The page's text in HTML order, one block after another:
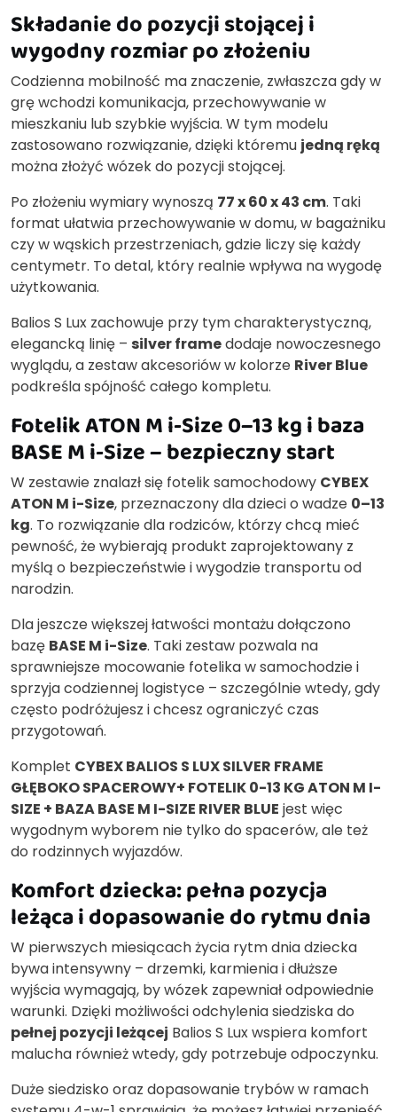
Składanie do pozycji stojącej i
wygodny rozmiar po złożeniu
Codzienna mobilność ma znaczenie, zwłaszcza gdy w
grę wchodzi komunikacja, przechowywanie w
mieszkaniu lub szybkie wyjścia. W tym modelu
zastosowano rozwiązanie, dzięki któremu jedną ręką
można złożyć wózek do pozycji stojącej.
Po złożeniu wymiary wynoszą 77 x 60 x 43 cm. Taki
format ułatwia przechowywanie w domu, w bagażniku
czy w wąskich przestrzeniach, gdzie liczy się każdy
centymetr. To detal, który realnie wpływa na wygodę
użytkowania.
Balios S Lux zachowuje przy tym charakterystyczną,
elegancką linię – silver framedodaje nowoczesnego
wyglądu, a zestaw akcesoriów w kolorze River Blue
podkreśla spójność całego kompletu.
Fotelik ATON M i-Size 0–13 kg i baza
BASE M i-Size – bezpieczny start
W zestawie znalazł się fotelik samochodowy CYBEX
ATON M i-Size, przeznaczony dla dzieci o wadze 0–13
kg. To rozwiązanie dla rodziców, którzy chcą mieć
pewność, że wybierają produkt zaprojektowany z
myślą o bezpieczeństwie i wygodzie transportu od
narodzin.
Dla jeszcze większej łatwości montażu dołączono
bazę BASE M i-Size. Taki zestaw pozwala na
sprawniejsze mocowanie fotelika w samochodzie i
sprzyja codziennej logistyce – szczególnie wtedy, gdy
często podróżujesz i chcesz ograniczyć czas
przygotowań.
Komplet CYBEX BALIOS S LUX SILVER FRAME
GŁĘBOKO SPACEROWY+ FOTELIK 0-13 KG ATON M I-
SIZE + BAZA BASE M I-SIZE RIVER BLUE jest więc
wygodnym wyborem nie tylko do spacerów, ale też
do rodzinnych wyjazdów.
Komfort dziecka: pełna pozycja
leżąca i dopasowanie do rytmu dnia
W pierwszych miesiącach życia rytm dnia dziecka
bywa intensywny – drzemki, karmienia i dłuższe
wyjścia wymagają, by wózek zapewniał odpowiednie
warunki. Dzięki możliwości odchylenia siedziska do
pełnej pozycji leżącej Balios S Lux wspiera komfort
malucha również wtedy, gdy potrzebuje odpoczynku.
Duże siedzisko oraz dopasowanie trybów w ramach